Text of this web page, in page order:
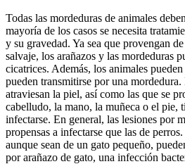
Todas las mordeduras de animales
mayoría de los casos se necesita
y su gravedad. Ya sea que provengan
salvaje, los arañazos y las mordeduras
cicatrices. Además, los animales
pueden transmitirse por una
atraviesan la piel, así como las que se
cabelludo, la mano, la muñeca o el pie,
infectarse. En general, las lesiones por
propensas a infectarse que las de
aunque sean de un gato pequeño,
por arañazo de gato, una infección